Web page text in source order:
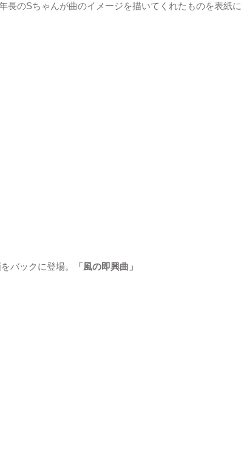
長のSちゃんが曲のイメージを描いてくれたものを表紙に
バックに登場。 「風の即興曲」